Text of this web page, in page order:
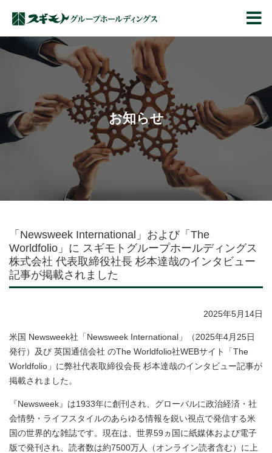
スギモトグルー
お知らせ
「Newsweek International」および「The
Worldfolio」に スギモトグループホールディングス
株式会社 代表取締役社長 杉本達哉のインタビュー
記事が掲載されました
2025年5月14日
米国 Newsweek社「Newsweek International」（2025年4月25日
発行）及び 英国通信会社 のThe Worldfolio社WEBサイト「The
Worldfolio」に弊社代表取締役会長 杉本達哉のインタビュー記事が
掲載されました。
『Newsweek』は1933年に創刊され、グローバルに政治経済・社
会情勢・ライフスタイルのあらゆる情報を鋭い視点で発信する米
国の世界的な雑誌です。現在は、世界59ヵ国に紙媒体および電子
版で発刊され、読者数は約7500万人（オンライン読者含む）に上